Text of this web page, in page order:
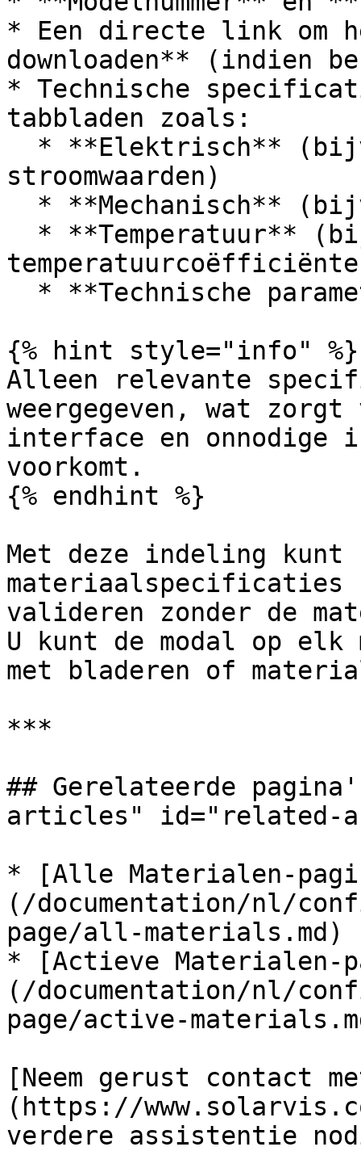
* Een directe link om
downloaden** (indien
* Technische
tabbladen zoals:
stroomwaarden)
{% hint style="info" %}
Alleen relevante
weergegeven, wat
interface en onnodige
voorkomt.
{% endhint %}
Met deze indeling kunt
materiaalspecificaties
valideren zonder de
U kunt de modal op elk
met bladeren of
***
## Gerelateerde
articles" id="related-
* [Alle Materialen-
(/documentation/nl/
page/all-materials.md)
* [Actieve Materialen-
(/documentation/nl/
page/active-
[Neem gerust contact
(https://
verdere assistentie